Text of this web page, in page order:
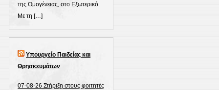
της Ομογένειας, στο Εξωτερικό.
Με τη […]
Υπουργείο Παιδείας και
Θρησκευμάτων
07-08-26 Στήριξη στους φοιτητές